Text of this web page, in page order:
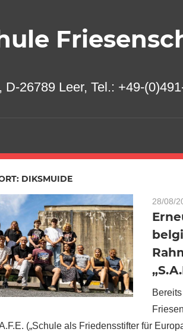
26789 Leer, Tel.: +49-
DIKSMUIDE
28/08/
(„Schule als Friedensstifter für